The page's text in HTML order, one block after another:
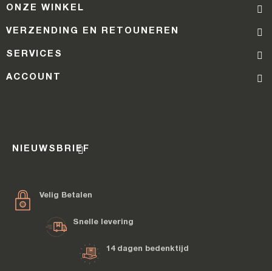
ONZE WINKEL
VERZENDING EN RETOUNEREN
SERVICES
ACCOUNT
NIEUWSBRIEF
Velig Betalen
Snelle levering
14 dagen bedenktijd